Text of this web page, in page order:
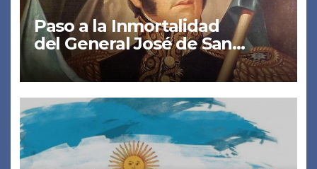
Paso a la Inmortalidad
del General José de San
Martín